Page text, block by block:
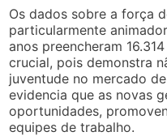
Os dados sobre a força
particularmente
anos preencheram
crucial, pois demonstra
juventude no mercado
evidencia que as novas
oportunidades,
equipes de trabalho.